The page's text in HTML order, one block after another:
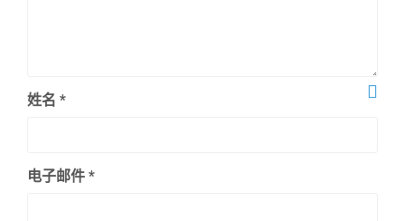
姓名 *
电子邮件 *